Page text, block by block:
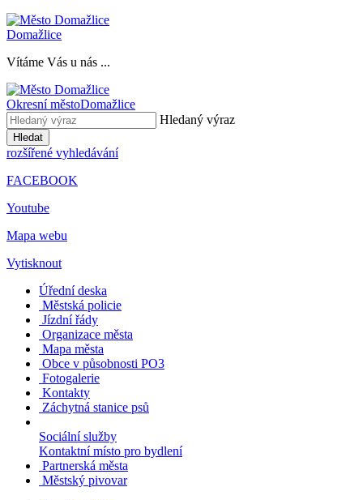
Domažlice
Vítáme Vás u nás ...
Okresní městoDomažlice
Hledaný výraz
Hledat
rozšířené vyhledávání
FACEBOOK
Youtube
Mapa webu
Vytisknout
Úřední deska
Městská policie
Jízdní řády
Organizace města
Mapa města
Obce v působnosti PO3
Fotogalerie
Kontakty
Záchytná stanice psů
Sociální služby
Kontaktní místo pro bydlení
Partnerská města
Městský pivovar